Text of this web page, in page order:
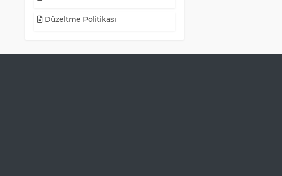
Düzeltme Politikası